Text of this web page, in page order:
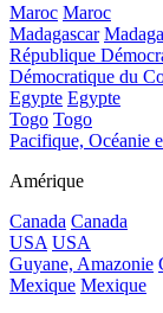
Maroc Maroc
Madagascar
République
Démocratique du
Egypte Egypte
Togo Togo
Pacifique, Océanie
Amérique
Canada Canada
USA USA
Guyane, Amazonie
Mexique Mexique